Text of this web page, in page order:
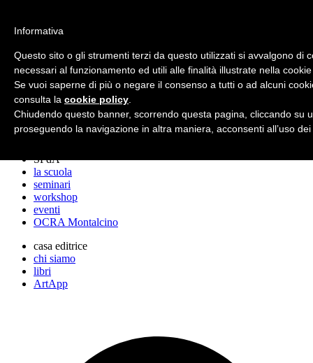
archos
lo studio
progetti
lectures
stampa
SPdA
la scuola
seminari
workshop
eventi
OCRA Montalcino
casa editrice
chi siamo
libri
ArtApp
Informativa
Questo sito o gli strumenti terzi da questo utilizzati si avvalgono di
necessari al funzionamento ed utili alle finalità illustrate nella
Se vuoi saperne di più o negare il consenso a tutti o ad alcuni
consulta la cookie policy
Chiudendo questo banner, scorrendo questa pagina, cliccando su
proseguendo la navigazione in altra maniera, acconsenti all’uso